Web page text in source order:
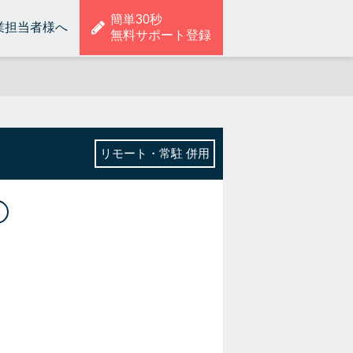
担当者様へ
簡単30秒
無料サポート登録
リモート・常駐 併用